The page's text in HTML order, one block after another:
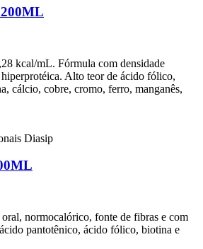
kcal/mL. Fórmula com densidade
Alto teor de ácido fólico,
cálcio, cobre, cromo, ferro, manganês,
Diasip
normocalórico, fonte de fibras e com
pantotênico, ácido fólico, biotina e